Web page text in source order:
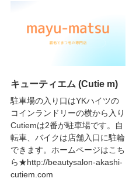
キューティエム (Cutie m)
駐車場の入り口はYKハイツの
コインランドリーの横から入り
Cutiemは2番が駐車場です。自
転車、バイクは店舗入口に駐輪
できます。ホームページはこち
ら★http://beautysalon-akashi-
cutiem.com